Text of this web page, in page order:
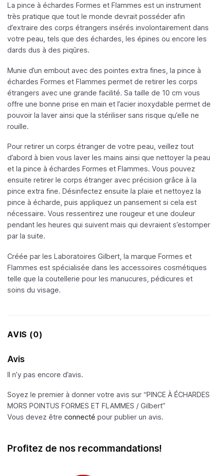
La pince à échardes Formes et Flammes est un instrument
très pratique que tout le monde devrait posséder afin
d’extraire des corps étrangers insérés involontairement dans
votre peau, tels que des échardes, les épines ou encore les
dards dus à des piqûres.
Munie d’un embout avec des pointes extra fines, la pince à
échardes Formes et Flammes permet de retirer les corps
étrangers avec une grande facilité. Sa taille de 10 cm vous
offre une bonne prise en main et l’acier inoxydable permet de
pouvoir la laver ainsi que la stériliser sans risque qu’elle ne
rouille.
Pour retirer un corps étranger de votre peau, veillez tout
d’abord à bien vous laver les mains ainsi que nettoyer la peau
et la pince à échardes Formes et Flammes. Vous pouvez
ensuite retirer le corps étranger avec précision grâce à la
pince extra fine. Désinfectez ensuite la plaie et nettoyez la
pince à écharde, puis appliquez un pansement si cela est
nécessaire. Vous ressentirez une rougeur et une douleur
pendant les heures qui suivent mais qui devraient s’estomper
par la suite.
Créée par les Laboratoires Gilbert, la marque Formes et
Flammes est spécialisée dans les accessoires cosmétiques
telle que la coutellerie pour les manucures, pédicures et
soins du visage.
AVIS (0)
Avis
Il n’y pas encore d’avis.
Soyez le premier à donner votre avis sur “PINCE À ÉCHARDES
MORS POINTUS FORMES ET FLAMMES / Gilbert”
Vous devez être connecté pour publier un avis.
Profitez de nos recommandations!